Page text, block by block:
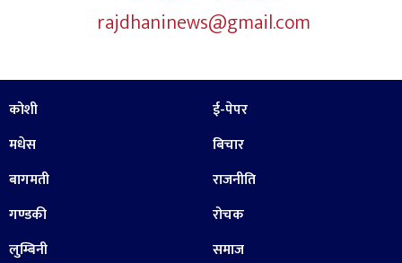
rajdhaninews@gmail.com
कोशी
मधेस
बागमती
गण्डकी
लुम्बिनी
ई-पेपर
बिचार
राजनीति
रोचक
समाज